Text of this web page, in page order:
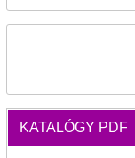
KATALÓGY PDF